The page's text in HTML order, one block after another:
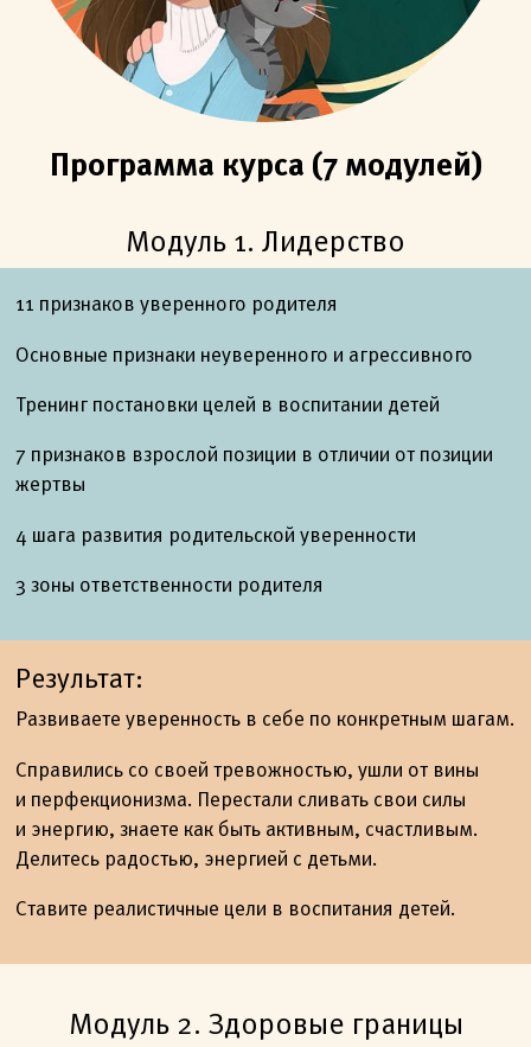
Программа курса (7 модулей)
Модуль 1. Лидерство
11 признаков уверенного родителя
Основные признаки неуверенного и агрессивного
Тренинг постановки целей в воспитании детей
7 признаков взрослой позиции в отличии от позиции
жертвы
4 шага развития родительской уверенности
3 зоны ответственности родителя
Результат:
Развиваете уверенность в себе по конкретным шагам.
Справились со своей тревожностью, ушли от вины
и перфекционизма. Перестали сливать свои силы
и энергию, знаете как быть активным, счастливым.
Делитесь радостью, энергией с детьми.
Ставите реалистичные цели в воспитания детей.
Модуль 2. Здоровые границы